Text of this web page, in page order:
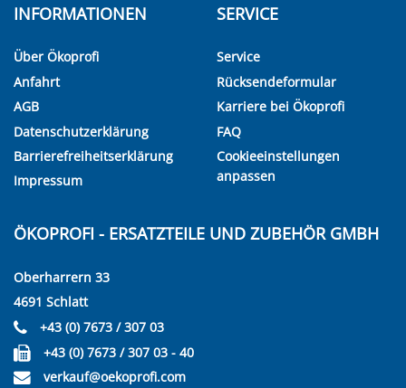
INFORMATIONEN
Über Ökoprofi
Anfahrt
AGB
Datenschutzerklärung
Barrierefreiheitserklärung
Impressum
SERVICE
Service
Rücksendeformular
Karriere bei Ökoprofi
FAQ
Cookieeinstellungen
anpassen
ÖKOPROFI - ERSATZTEILE UND ZUBEHÖR GMBH
Oberharrern 33
4691 Schlatt
+43 (0) 7673 / 307 03
+43 (0) 7673 / 307 03 - 40
verkauf@oekoprofi.com